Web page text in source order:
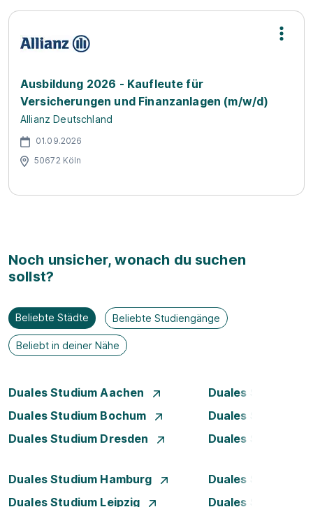
Ausbildung 2026 - Kaufleute für
Versicherungen und Finanzanlagen (m/w/d)
Allianz Deutschland
01.09.2026
50672 Köln
Noch unsicher, wonach du suchen
sollst?
Beliebte Städte Beliebte Studiengänge
Beliebt in deiner Nähe
Duales Studium Aachen
Duales Studium
Duales Studium Bochum
Duales Studium
Duales Studium Dresden
Duales Studium
Duales Studium Hamburg
Duales Studium
Duales Studium Leipzig
Duales Studium